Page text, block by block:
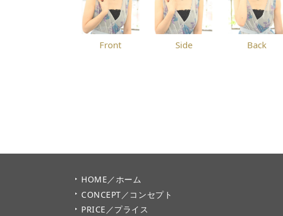
Front Side Back
HOME／ホーム
CONCEPT／コンセプト
PRICE／プライス